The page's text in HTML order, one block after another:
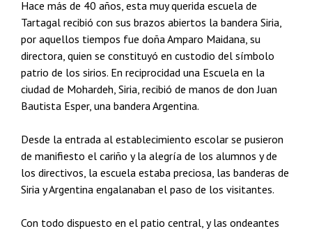
Hace más de 40 años, esta muy querida escuela de
Tartagal recibió con sus brazos abiertos la bandera Siria,
por aquellos tiempos fue doña Amparo Maidana, su
directora, quien se constituyó en custodio del símbolo
patrio de los sirios. En reciprocidad una Escuela en la
ciudad de Mohardeh, Siria, recibió de manos de don Juan
Bautista Esper, una bandera Argentina.
Desde la entrada al establecimiento escolar se pusieron
de manifiesto el cariño y la alegría de los alumnos y de
los directivos, la escuela estaba preciosa, las banderas de
Siria y Argentina engalanaban el paso de los visitantes.
Con todo dispuesto en el patio central, y las ondeantes